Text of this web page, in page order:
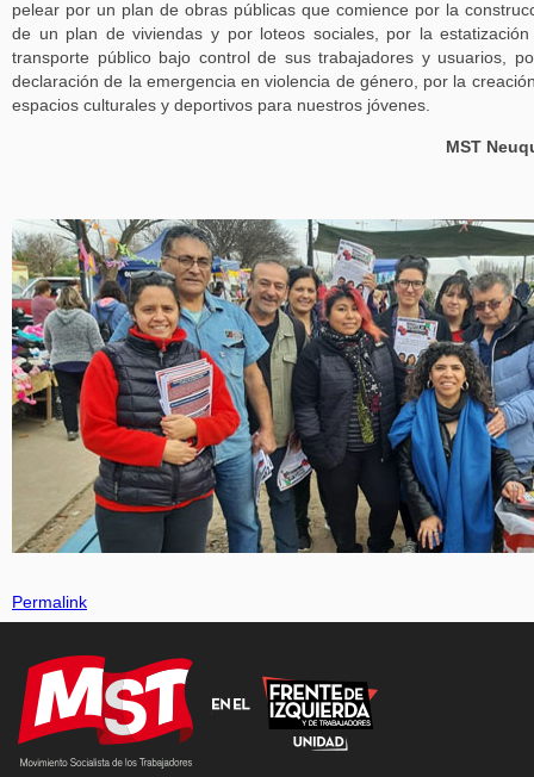
pelear por un plan de obras públicas que comience por la
de un plan de viviendas y por loteos sociales, por la estatización
transporte público bajo control de sus trabajadores y usuarios,
declaración de la emergencia en violencia de género, por la
espacios culturales y deportivos para nuestros jóvenes.
MST
Permalink